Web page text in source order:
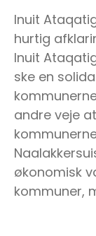
Inuit
hurtig
Inuit
ske en
andre veje
økonomisk
kommuner,